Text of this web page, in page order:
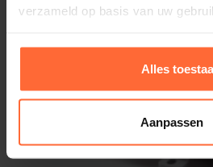
verzameld op basis van uw
Alles
Aanpassen